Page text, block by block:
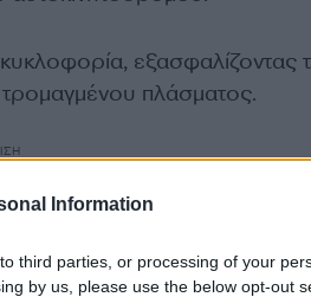
Information
third parties, or processing of your
by us, please use the below opt-out
εξασφαλίζοντας
πλάσματος.